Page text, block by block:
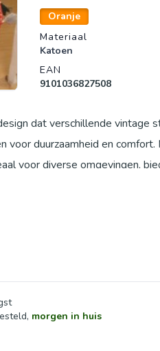
Oranje
Materiaal
Katoen
EAN
9101036827508
dat verschillende vintage
voor duurzaamheid en
voor diverse omgevingen,
morgen in huis